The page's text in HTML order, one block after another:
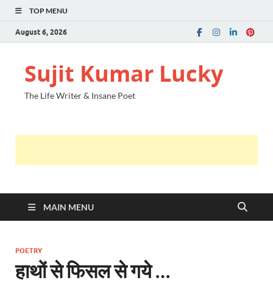
TOP MENU
August 6, 2026
Sujit Kumar Lucky
The Life Writer & Insane Poet
MAIN MENU
POETRY
हाथों से फिसल से गये …